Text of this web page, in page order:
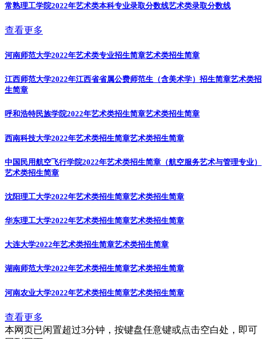
常熟理工学院2022年艺术类本科专业录取分数线艺术类录取分数线
查看更多
河南师范大学2022年艺术类专业招生简章艺术类招生简章
江西师范大学2022年江西省省属公费师范生（含美术学）招生简章艺术类招
生简章
呼和浩特民族学院2022年艺术类招生简章艺术类招生简章
西南科技大学2022年艺术类招生简章艺术类招生简章
中国民用航空飞行学院2022年艺术类招生简章（航空服务艺术与管理专业）
艺术类招生简章
沈阳理工大学2022年艺术类招生简章艺术类招生简章
华东理工大学2022年艺术类招生简章艺术类招生简章
大连大学2022年艺术类招生简章艺术类招生简章
湖南师范大学2022年艺术类招生简章艺术类招生简章
河南农业大学2022年艺术类招生简章艺术类招生简章
查看更多
本网页已闲置超过3分钟，按键盘任意键或点击空白处，即可